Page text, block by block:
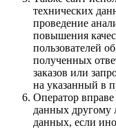
технических
проведение
повышения
пользователей
полученных
заказов или
на указанный в
Оператор
данных другому
данных, если